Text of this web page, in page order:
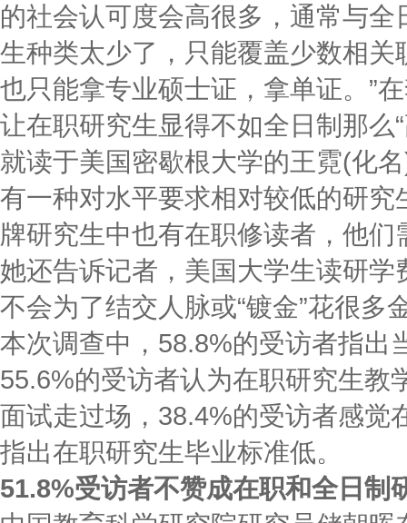
的社会认可度会高很多，通常与
生种类太少了，只能覆盖少数相
也只能拿专业硕士证，拿单证。”
让在职研究生显得不如全日制那么
就读于美国密歇根大学的王霓(化
有一种对水平要求相对较低的研
牌研究生中也有在职修读者，他
她还告诉记者，美国大学生读研
不会为了结交人脉或“镀金”花很多
本次调查中，58.8%的受访者指出
55.6%的受访者认为在职研究生教
面试走过场，38.4%的受访者感觉
指出在职研究生毕业标准低。
51.8%受访者不赞成在职和全日制